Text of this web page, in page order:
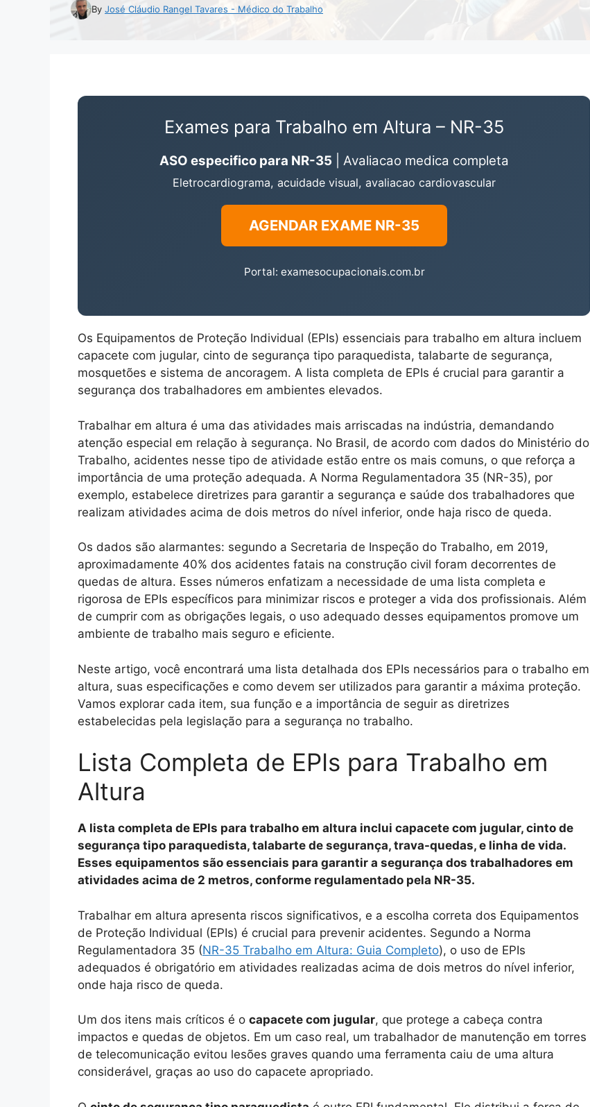
By José Cláudio Rangel Tavares - Médico do Trabalho
Exames para Trabalho em Altura – NR-35
ASO especifico para NR-35 | Avaliacao medica completa
Eletrocardiograma, acuidade visual, avaliacao cardiovascular
AGENDAR EXAME NR-35
Portal: examesocupacionais.com.br
Os Equipamentos de Proteção Individual (EPIs) essenciais para trabalho em altura incluem
capacete com jugular, cinto de segurança tipo paraquedista, talabarte de segurança,
mosquetões e sistema de ancoragem. A lista completa de EPIs é crucial para garantir a
segurança dos trabalhadores em ambientes elevados.
Trabalhar em altura é uma das atividades mais arriscadas na indústria, demandando
atenção especial em relação à segurança. No Brasil, de acordo com dados do Ministério do
Trabalho, acidentes nesse tipo de atividade estão entre os mais comuns, o que reforça a
importância de uma proteção adequada. A Norma Regulamentadora 35 (NR-35), por
exemplo, estabelece diretrizes para garantir a segurança e saúde dos trabalhadores que
realizam atividades acima de dois metros do nível inferior, onde haja risco de queda.
Os dados são alarmantes: segundo a Secretaria de Inspeção do Trabalho, em 2019,
aproximadamente 40% dos acidentes fatais na construção civil foram decorrentes de
quedas de altura. Esses números enfatizam a necessidade de uma lista completa e
rigorosa de EPIs específicos para minimizar riscos e proteger a vida dos profissionais. Além
de cumprir com as obrigações legais, o uso adequado desses equipamentos promove um
ambiente de trabalho mais seguro e eficiente.
Neste artigo, você encontrará uma lista detalhada dos EPIs necessários para o trabalho em
altura, suas especificações e como devem ser utilizados para garantir a máxima proteção.
Vamos explorar cada item, sua função e a importância de seguir as diretrizes
estabelecidas pela legislação para a segurança no trabalho.
Lista Completa de EPIs para Trabalho em
Altura
A lista completa de EPIs para trabalho em altura inclui capacete com jugular, cinto de
segurança tipo paraquedista, talabarte de segurança, trava-quedas, e linha de vida.
Esses equipamentos são essenciais para garantir a segurança dos trabalhadores em
atividades acima de 2 metros, conforme regulamentado pela NR-35.
Trabalhar em altura apresenta riscos significativos, e a escolha correta dos Equipamentos
de Proteção Individual (EPIs) é crucial para prevenir acidentes. Segundo a Norma
Regulamentadora 35 (NR-35 Trabalho em Altura: Guia Completo), o uso de EPIs
adequados é obrigatório em atividades realizadas acima de dois metros do nível inferior,
onde haja risco de queda.
Um dos itens mais críticos é o capacete com jugular, que protege a cabeça contra
impactos e quedas de objetos. Em um caso real, um trabalhador de manutenção em torres
de telecomunicação evitou lesões graves quando uma ferramenta caiu de uma altura
considerável, graças ao uso do capacete apropriado.